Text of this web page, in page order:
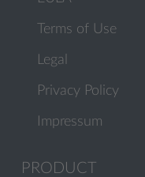
Terms of Use
Legal
Privacy Policy
Impressum
PRODUCT